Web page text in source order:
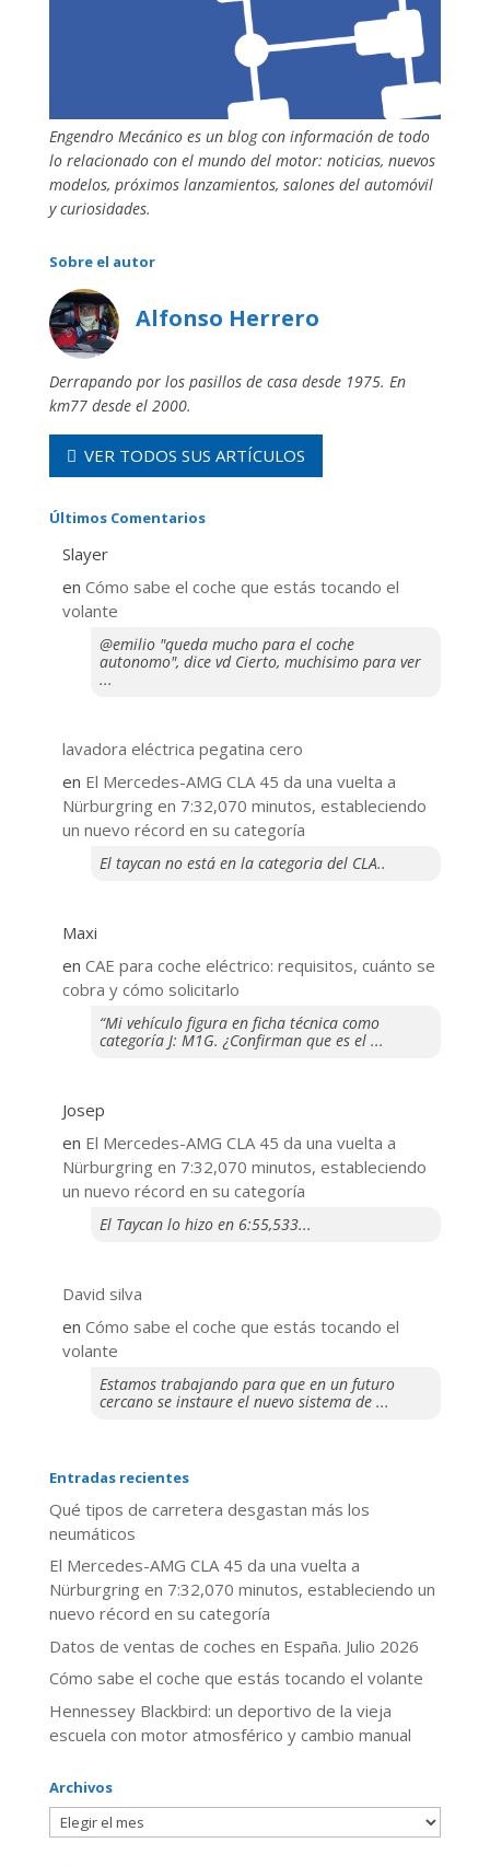
Engendro Mecánico es un blog con información de todo
lo relacionado con el mundo del motor: noticias, nuevos
modelos, próximos lanzamientos, salones del automóvil
y curiosidades.
Sobre el autor
Alfonso Herrero
Derrapando por los pasillos de casa desde 1975. En
km77 desde el 2000.
VER TODOS SUS ARTÍCULOS
Últimos Comentarios
Slayer
en ​Cómo sabe el coche que estás tocando el
volante
@emilio "queda mucho para el coche
autonomo", dice vd Cierto, muchisimo para ver
...
lavadora eléctrica pegatina cero
en El Mercedes-AMG CLA 45 da una vuelta a
Nürburgring en 7:32,070 minutos, estableciendo
un nuevo récord en su categoría
El taycan no está en la categoria del CLA..
Maxi
en CAE para coche eléctrico: requisitos, cuánto se
cobra y cómo solicitarlo
“Mi vehículo figura en ficha técnica como
categoría J: M1G. ¿Confirman que es el ...
Josep
en El Mercedes-AMG CLA 45 da una vuelta a
Nürburgring en 7:32,070 minutos, estableciendo
un nuevo récord en su categoría
El Taycan lo hizo en 6:55,533...
David silva
en ​Cómo sabe el coche que estás tocando el
volante
Estamos trabajando para que en un futuro
cercano se instaure el nuevo sistema de ...
Entradas recientes
Qué tipos de carretera desgastan más los
neumáticos
El Mercedes-AMG CLA 45 da una vuelta a
Nürburgring en 7:32,070 minutos, estableciendo un
nuevo récord en su categoría
Datos de ventas de coches en España. Julio 2026
​Cómo sabe el coche que estás tocando el volante
Hennessey Blackbird: un deportivo de la vieja
escuela con motor atmosférico y cambio manual
Archivos